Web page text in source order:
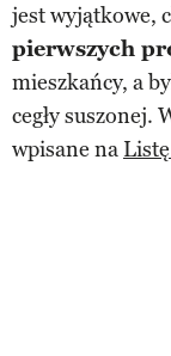
jest wyjątkowe,
pierwszych
mieszkańcy, a
cegły suszonej.
wpisane na